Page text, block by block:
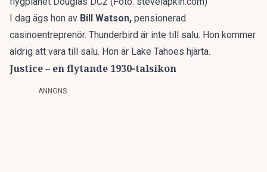
I dag ägs hon av Bill Watson, pensionerad
casinoentreprenör. Thunderbird är inte till salu. Hon kommer
aldrig att vara till salu. Hon är Lake Tahoes hjärta.
Justice – en flytande 1930-talsikon
ANNONS